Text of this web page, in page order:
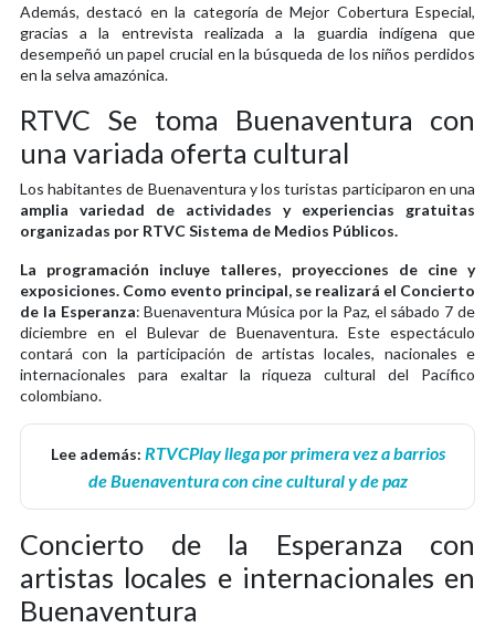
Además, destacó en la categoría de Mejor Cobertura Especial,
gracias a la entrevista realizada a la guardia indígena que
desempeñó un papel crucial en la búsqueda de los niños perdidos
en la selva amazónica.
RTVC Se toma Buenaventura con
una variada oferta cultural
Los habitantes de Buenaventura y los turistas participaron en una
amplia variedad de actividades y experiencias gratuitas
organizadas por RTVC Sistema de Medios Públicos.
La programación incluye talleres, proyecciones de cine y
exposiciones. Como evento principal, se realizará el Concierto
de la Esperanza: Buenaventura Música por la Paz, el sábado 7 de
diciembre en el Bulevar de Buenaventura. Este espectáculo
contará con la participación de artistas locales, nacionales e
internacionales para exaltar la riqueza cultural del Pacífico
colombiano.
Lee además: RTVCPlay llega por primera vez a barrios
de Buenaventura con cine cultural y de paz
Concierto de la Esperanza con
artistas locales e internacionales en
Buenaventura